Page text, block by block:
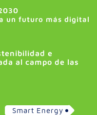
un futuro más digital
e
al campo de las
Smart Energy